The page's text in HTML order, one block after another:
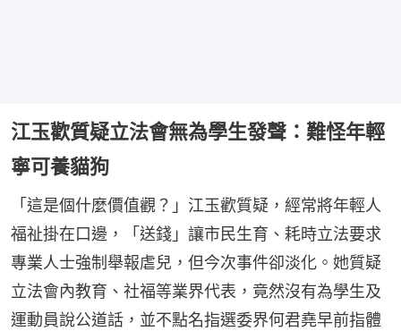
江玉歡質疑立法會無為學生發聲：難怪年輕
寧可養貓狗
「這是個什麼價值觀？」江玉歡質疑，經常將年輕人
福祉掛在口邊，「送錢」讓市民生育、耗時立法要求
專業人士強制舉報虐兒，但今次事件卻淡化。她質疑
立法會內教育、社福等業界代表，竟然沒有為學生及
運動員說公道話，並不點名指選委界何君堯早前指體